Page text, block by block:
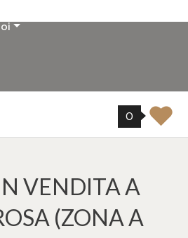
0
VENDITA A
(ZONA A